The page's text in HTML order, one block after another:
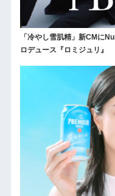
「冷やし雪肌精」新CMに
ロデュース『ロミジュリ』